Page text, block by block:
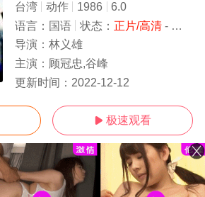
台湾 动作 1986
6.0
语言： 国语 状态： 正片/高清- 免费观看
导演： 林义雄
主演： 顾冠忠,谷峰
更新时间： 2022-12-12
 极速观看